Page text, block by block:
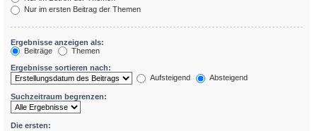
Nur im ersten Beitrag der Themen
Ergebnisse anzeigen als:
Beiträge
Themen
Ergebnisse sortieren nach:
Aufsteigend
Absteigend
Suchzeitraum begrenzen:
Die ersten: